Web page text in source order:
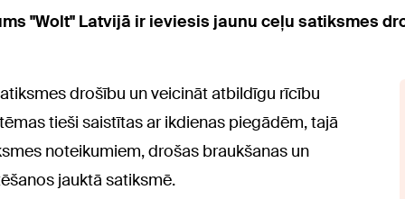
"Wolt" Latvijā ir ieviesis jaunu ceļu satiksmes
drošību un veicināt atbildīgu rīcību
tieši saistītas ar ikdienas piegādēm, tajā
noteikumiem, drošas braukšanas un
jauktā satiksmē.